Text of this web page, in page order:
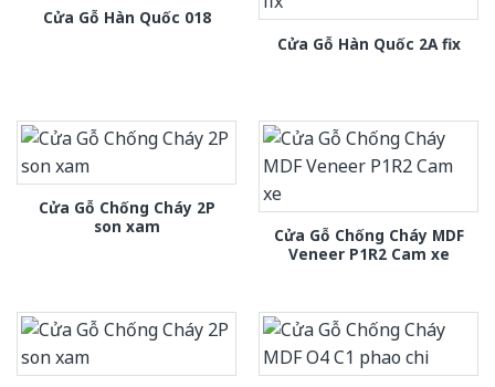
Cửa Gỗ Hàn Quốc 018
Cửa Gỗ Hàn Quốc 2A fix
Cửa Gỗ Chống Cháy 2P
son xam
Cửa Gỗ Chống Cháy MDF
Veneer P1R2 Cam xe